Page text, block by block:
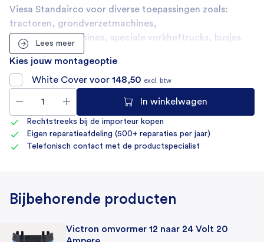
Viesa Standairco voor diverse toepassingen zoals:
tractoren, grondverzetmachines,
wegenbouwmachines, speciale vorkheftrucks, busjes.
De mogelijkheden zijn eindeloos! Werkend op 24v en
met een speciale omvormer ook geschikt voor 12 volt
machines en voertuigen.
Lees meer
Kies jouw montageoptie
White Cover voor 148,50 excl. btw
In winkelwagen
Rechtstreeks bij de importeur kopen
Eigen reparatieafdeling (500+ reparaties per jaar)
Telefonisch contact met de productspecialist
Bijbehorende producten
Victron omvormer 12 naar 24 Volt 20